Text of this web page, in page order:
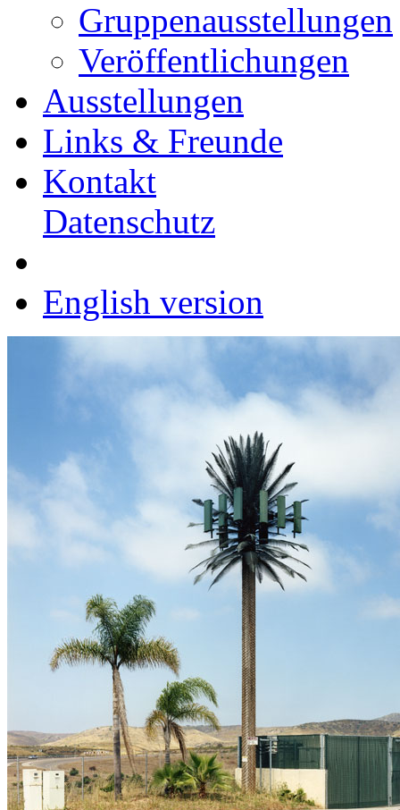
Gruppenausstellungen
Veröffentlichungen
Ausstellungen
Links & Freunde
Kontakt
Datenschutz
English version